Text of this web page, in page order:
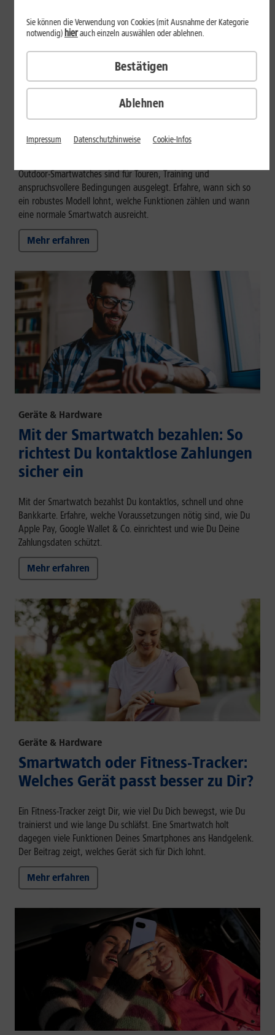
Outdoor-Smartwatch: Für wen
eignen sich die robusten Modelle?
Outdoor-Smartwatches sind für Touren, Training und
anspruchsvollere Bedingungen ausgelegt. Erfahre, wann sich so
ein robustes Modell lohnt, welche Funktionen zählen und wann
eine normale Smartwatch ausreicht.
Mehr erfahren
Geräte & Hardware
Mit der Smartwatch bezahlen: So
richtest Du kontaktlose Zahlungen
sicher ein
Mit der Smartwatch bezahlst Du kontaktlos, schnell und ohne
Bankkarte. Erfahre, welche Voraussetzungen nötig sind, wie Du
Apple Pay, Google Wallet & Co. einrichtest und wie Du Deine
Zahlungsdaten schützt.
Mehr erfahren
Geräte & Hardware
Smartwatch oder Fitness-Tracker:
Welches Gerät passt besser zu Dir?
Ein Fitness-Tracker zeigt Dir, wie viel Du Dich bewegst, wie Du
trainierst und wie lange Du schläfst. Eine Smartwatch holt
dagegen viele Funktionen Deines Smartphones ans Handgelenk.
Der Beitrag zeigt, welches Gerät sich für Dich lohnt.
Mehr erfahren
Ablehnen
Sie können die Verwendung von Cookies (mit Ausnahme der Kategorie
notwendig) hierauch einzeln auswählen oder ablehnen.
Bestätigen
Impressum Datenschutzhinweise Cookie-Infos